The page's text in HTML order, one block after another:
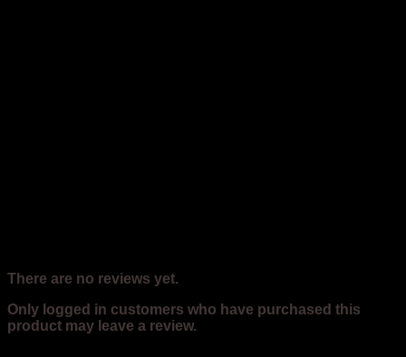
There are no reviews yet.
Only logged in customers who have purchased this
product may leave a review.